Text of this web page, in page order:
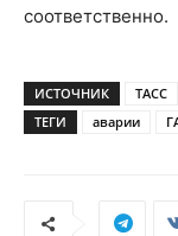
соответственно.
ИСТОЧНИК
ТАСС
ТЕГИ
аварии